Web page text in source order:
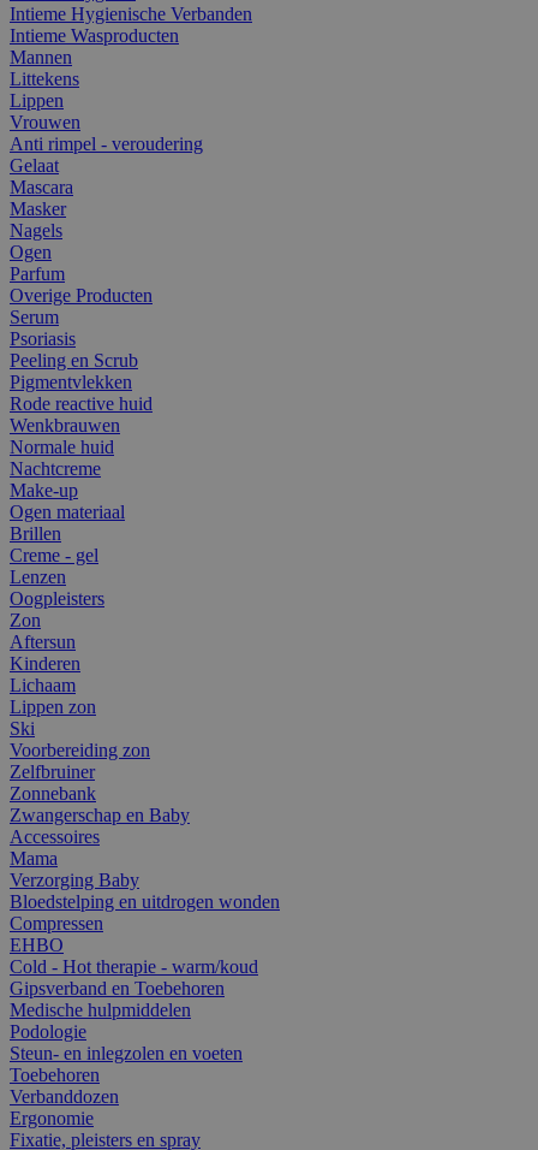
Intieme Hygienische Verbanden
Intieme Wasproducten
Mannen
Littekens
Lippen
Vrouwen
Anti rimpel - veroudering
Gelaat
Mascara
Masker
Nagels
Ogen
Parfum
Overige Producten
Serum
Psoriasis
Peeling en Scrub
Pigmentvlekken
Rode reactive huid
Wenkbrauwen
Normale huid
Nachtcreme
Make-up
Ogen materiaal
Brillen
Creme - gel
Lenzen
Oogpleisters
Zon
Aftersun
Kinderen
Lichaam
Lippen zon
Ski
Voorbereiding zon
Zelfbruiner
Zonnebank
Zwangerschap en Baby
Accessoires
Mama
Verzorging Baby
Bloedstelping en uitdrogen wonden
Compressen
EHBO
Cold - Hot therapie - warm/koud
Gipsverband en Toebehoren
Medische hulpmiddelen
Podologie
Steun- en inlegzolen en voeten
Toebehoren
Verbanddozen
Ergonomie
Fixatie, pleisters en spray